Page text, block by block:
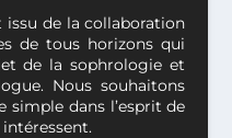
de la collaboration
de tous horizons qui
de la sophrologie et
Nous souhaitons
simple dans l’esprit de